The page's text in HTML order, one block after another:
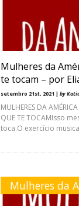
Mulheres da
te tocam – por
setembro 21st, 2021 | by
MULHERES DA
QUE TE TOCAMIsso
toca.O exercício
Mulheres da